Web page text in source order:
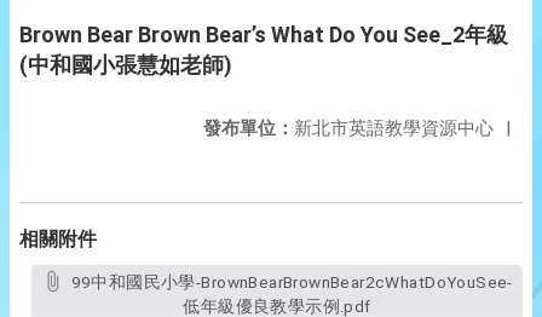
Brown Bear Brown Bear’s What Do You See_2年級
(中和國小張慧如老師)
發布單位： 新北市英語教學資源中心 |
相關附件
低年級優良教學示例.pdf